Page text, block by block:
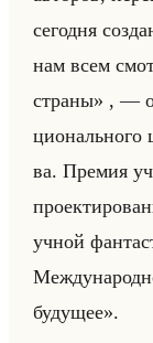
сегодня
нам всем
страны» , —
ци­онально­го
ва. Пре­мия
уч­ной
будущее».